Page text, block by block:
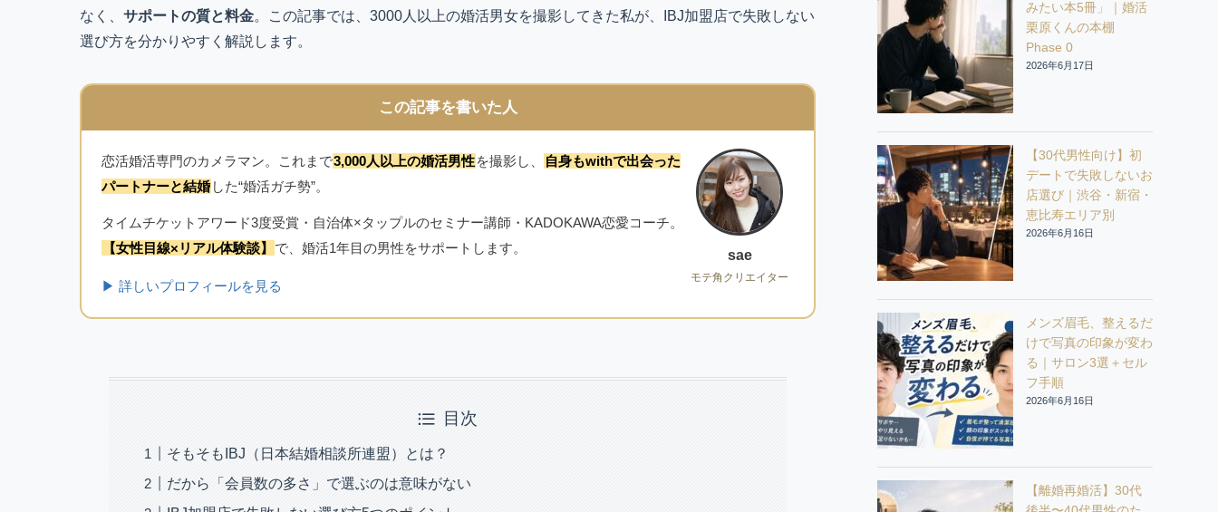
なく、 サポートの質と料金。この記事では、3000人以上の婚活男女を撮影してきた私が、IBJ加盟店で失敗しない
選び方を分かりやすく解説します。
この記事を書いた人
恋活婚活専門のカメラマン。これまで3,000人以上の婚活男性を撮影し、
自身もwithで出会った
パートナーと結婚 した“婚活ガチ勢”。
タイムチケットアワード3度受賞・自治体×タップルのセミナー講師・KADOKAWA恋愛コーチ。
【女性目線×リアル体験談】
で、婚活1年目の男性をサポートします。
▶ 詳しいプロフィールを見る
sae
モテ角クリエイター
目次
そもそもIBJ（日本結婚相談所連盟）とは？
だから「会員数の多さ」で選ぶのは意味がない
みたい本5冊」｜婚活
栗原くんの本棚
Phase 0
2026年6月17日
【30代男性向け】初
デートで失敗しないお
店選び｜渋谷・新宿・
恵比寿エリア別
2026年6月16日
メンズ眉毛、整えるだ
けで写真の印象が変わ
る｜サロン3選＋セル
フ手順
2026年6月16日
【離婚再婚活】30代